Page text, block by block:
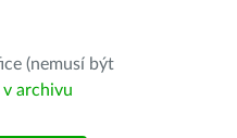
(nemusí být
v archivu